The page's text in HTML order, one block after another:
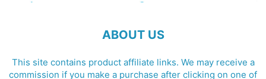
ABOUT US
This site contains product affiliate links. We may receive a
commission if you make a purchase after clicking on one of